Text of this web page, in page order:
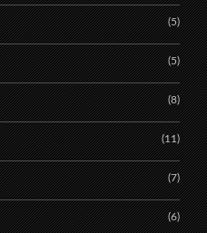
(5)
(5)
(8)
(11)
(7)
(6)